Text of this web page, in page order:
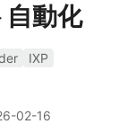
動化
IXP
02-16